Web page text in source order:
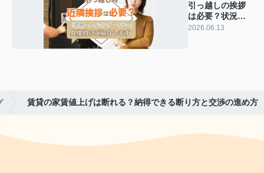
引っ越しの挨拶
は必要？状況別
の判断基準とマ
2026.06.13
賃貸の家賃値上げは断れる？納得できる断り方と交渉の進め方